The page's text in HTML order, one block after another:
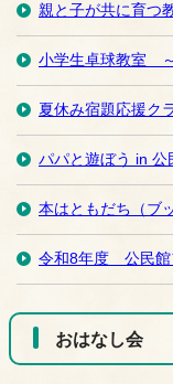
親と子が共に育つ
小学生卓球教室
夏休み宿題応援ク
パパと遊ぼう in 公
本はともだち（ブ
令和8年度 公民館
おはなし会